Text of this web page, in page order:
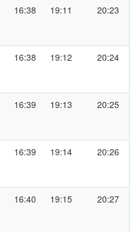
16:38 19:11 20:23
16:38 19:12 20:24
16:39 19:13 20:25
16:39 19:14 20:26
16:40 19:15 20:27